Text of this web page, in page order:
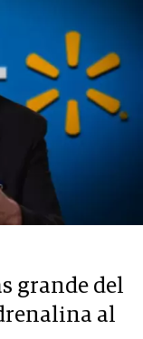
grande del
al